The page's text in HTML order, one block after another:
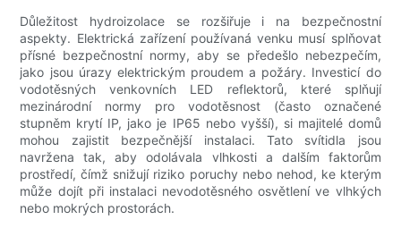
Důležitost hydroizolace se rozšiřuje i na bezpečnostní
aspekty. Elektrická zařízení používaná venku musí splňovat
přísné bezpečnostní normy, aby se předešlo nebezpečím,
jako jsou úrazy elektrickým proudem a požáry. Investicí do
vodotěsných venkovních LED reflektorů, které splňují
mezinárodní normy pro vodotěsnost (často označené
stupněm krytí IP, jako je IP65 nebo vyšší), si majitelé domů
mohou zajistit bezpečnější instalaci. Tato svítidla jsou
navržena tak, aby odolávala vlhkosti a dalším faktorům
prostředí, čímž snižují riziko poruchy nebo nehod, ke kterým
může dojít při instalaci nevodotěsného osvětlení ve vlhkých
nebo mokrých prostorách.